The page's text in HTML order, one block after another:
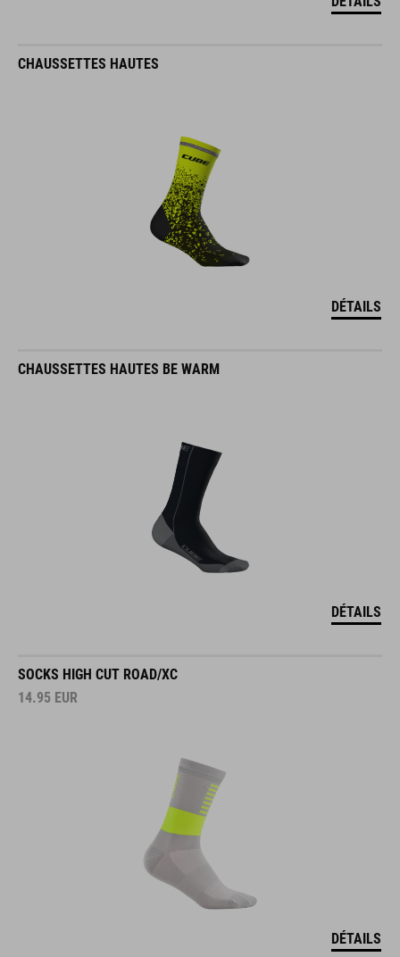
CHAUSSETTES HAUTES
DÉTAILS
CHAUSSETTES HAUTES BE WARM
DÉTAILS
SOCKS HIGH CUT ROAD/XC
14.95 EUR
DÉTAILS